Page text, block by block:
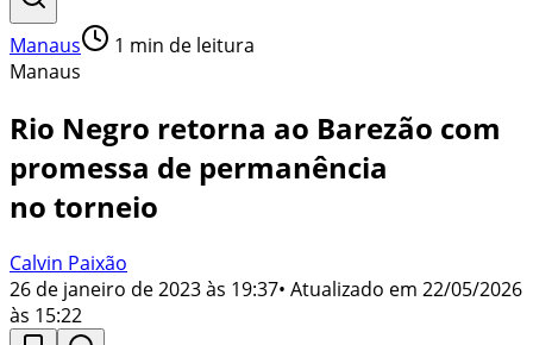
Manaus 1 min de leitura
Manaus
Rio Negro retorna ao Barezão com
promessa de permanência
no torneio
Calvin Paixão
26 de janeiro de 2023 às 19:37• Atualizado em 22/05/2026
às 15:22